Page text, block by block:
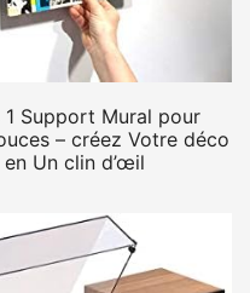
Support Mural pour
– créez Votre déco
Un clin d’œil